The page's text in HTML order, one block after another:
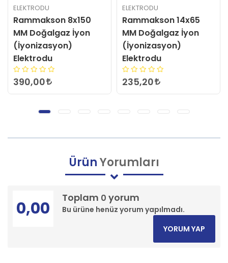
ELEKTRODU
Rammakson 14x65
MM Doğalgaz İyon
(İyonizasyon)
Elektrodu
235,20
ELEKTRODU
CUSO 14x200 MM
Doğalgaz İyon
(İyonizasyon)
Elektrodu AVRUPA
426,00
ÜrünYorumları
Toplam 0 yorum
Bu ürüne henüz yorum yapılmadı.
0,00
YORUM YAP